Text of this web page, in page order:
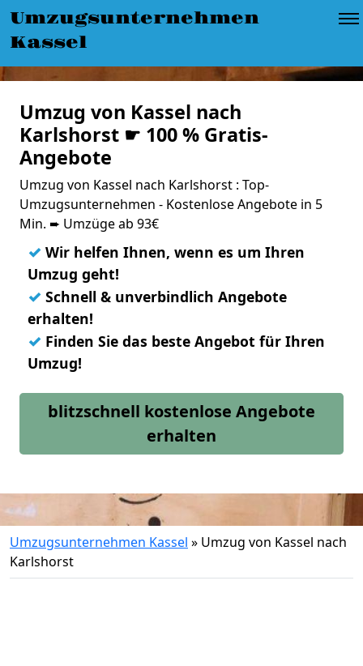
Umzugsunternehmen
Kassel
Umzug von Kassel nach
Karlshorst ☛ 100 % Gratis-
Angebote
Umzug von Kassel nach Karlshorst : Top-
Umzugsunternehmen - Kostenlose Angebote in 5
Min. ➨ Umzüge ab 93€
✓ Wir helfen Ihnen, wenn es um Ihren
Umzug geht!
✓ Schnell & unverbindlich Angebote
erhalten!
✓ Finden Sie das beste Angebot für Ihren
Umzug!
blitzschnell kostenlose Angebote
erhalten
Umzugsunternehmen Kassel » Umzug von Kassel nach
Karlshorst